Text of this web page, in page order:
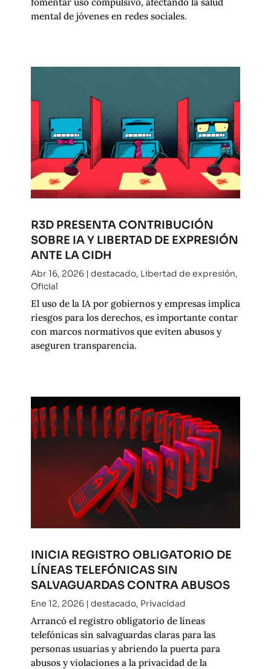
mental de jóvenes en redes sociales.
R3D PRESENTA CONTRIBUCIÓN
SOBRE IA Y LIBERTAD DE EXPRESIÓN
ANTE LA CIDH
Abr 16, 2026| destacado, Libertad de expresión,
Oficial
El uso de la IA por gobiernos y empresas implica
riesgos para los derechos, es importante contar
con marcos normativos que eviten abusos y
aseguren transparencia.
INICIA REGISTRO OBLIGATORIO DE
LÍNEAS TELEFÓNICAS SIN
SALVAGUARDAS CONTRA ABUSOS
Ene 12, 2026| destacado, Privacidad
Arrancó el registro obligatorio de líneas
telefónicas sin salvaguardas claras para las
personas usuarias y abriendo la puerta para
abusos y violaciones a la privacidad de la